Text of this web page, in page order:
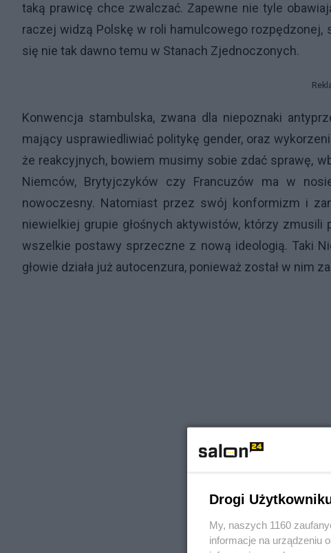
taką prawicę chce zwalczać. Zapewne nie tyle
raczej widzą Polskę w roli hamulcowego
się nie tak dawno temu w Stanach Zjednoczonych.
Konwencja stambulska, zwana dla niepoznaki
mający usprawiedliwiać politykę gender, oraz
że reakcyjnych, bowiem musimy sobie zdać sprawę,
Niemców, Brytyjczyków czy Francuzów ma w
nowoczesny. Natomiast przez swój konformizm i
niewielkiej grupie głośnych aktywistów, którzy
wszelkie postawy sprzeczne z nową ideologią. Taki
głowie działa już autocenzura, ponieważ został w nim
Drogi
My, naszych 1160
informacje na urządzeniu